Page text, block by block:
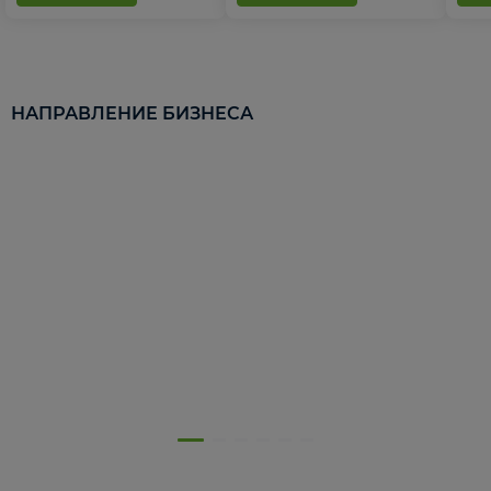
НАПРАВЛЕНИЕ БИЗНЕСА